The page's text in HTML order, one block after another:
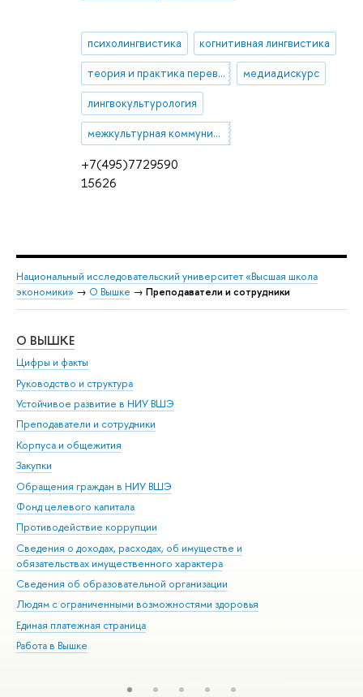
+7(495)7729590
15626
психолингвистика когнитивная лингвистика
теория и практика перевода медиадискурс
лингвокультурология
межкультурная коммуникация России и Китая
Национальный исследовательский университет «Высшая школа
экономики» → О Вышке → Преподаватели и сотрудники
О ВЫШКЕ
Цифры и факты
Руководство и структура
Устойчивое развитие в НИУ ВШЭ
Преподаватели и сотрудники
Корпуса и общежития
Закупки
Обращения граждан в НИУ ВШЭ
Фонд целевого капитала
Противодействие коррупции
Сведения о доходах, расходах, об имуществе и
обязательствах имущественного характера
Сведения об образовательной организации
Людям с ограниченными возможностями здоровья
Единая платежная страница
Работа в Вышке